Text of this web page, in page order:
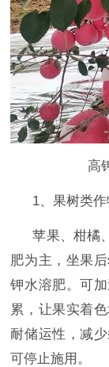
高
1、果树类
苹果、柑橘
肥为主，坐果
钾水溶肥。可
累，让果实着
耐储运性，减
可停止施用。